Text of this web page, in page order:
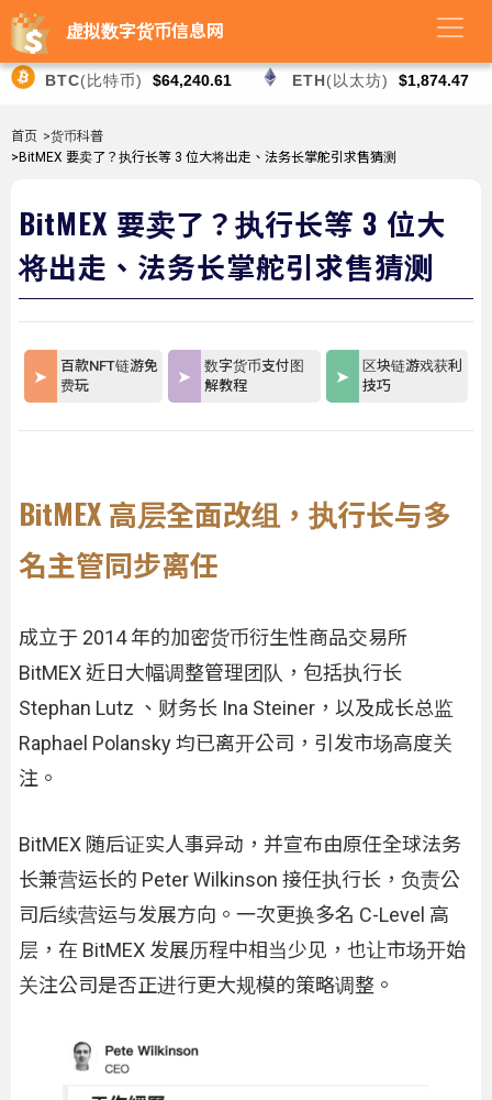
虚拟数字货币信息网
BTC(比特币) $64,240.61 ETH(以太坊) $1,874.47
首页 >货币科普
>BitMEX 要卖了？执行长等 3 位大将出走、法务长掌舵引求售猜测
BitMEX 要卖了？执行长等 3 位大
将出走、法务长掌舵引求售猜测
百款NFT链游免
费玩
数字货币支付图
解教程
区块链游戏获利
技巧
BitMEX 高层全面改组，执行长与多
名主管同步离任
成立于 2014 年的加密货币衍生性商品交易所
BitMEX 近日大幅调整管理团队，包括执行长
Stephan Lutz 、财务长 Ina Steiner，以及成长总监
Raphael Polansky 均已离开公司，引发市场高度关
注。
BitMEX 随后证实人事异动，并宣布由原任全球法务
长兼营运长的 Peter Wilkinson 接任执行长，负责公
司后续营运与发展方向。一次更换多名 C-Level 高
层，在 BitMEX 发展历程中相当少见，也让市场开始
关注公司是否正进行更大规模的策略调整。